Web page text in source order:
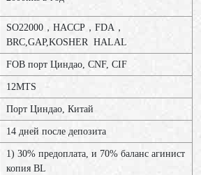
SO22000，HACCP，FDA，
BRC,GAP,KOSHER HALAL
FOB порт Циндао, CNF, CIF
12МТS
Порт Циндао, Китай
14 дней после депозита
1) 30% предоплата, и 70% баланс агинист
копия BL